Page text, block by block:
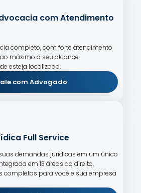
com Atendimento
completo, com forte atendimento
máximo a seu alcance
esteja localizado.
com Advogado
Full Service
demandas jurídicas em um único
em 13 áreas do direito,
completas para você e sua empresa